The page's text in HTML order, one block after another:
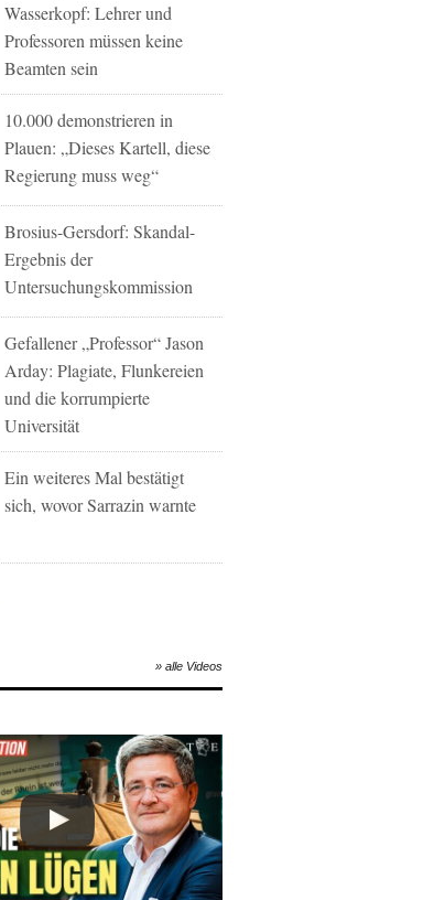
Wasserkopf: Lehrer und
Professoren müssen keine
Beamten sein
10.000 demonstrieren in
Plauen: „Dieses Kartell, diese
Regierung muss weg“
Brosius-Gersdorf: Skandal-
Ergebnis der
Untersuchungskommission
Gefallener „Professor“ Jason
Arday: Plagiate, Flunkereien
und die korrumpierte
Universität
Ein weiteres Mal bestätigt
sich, wovor Sarrazin warnte
» alle Videos